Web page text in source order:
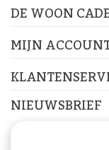
DE WOON
MIJN
NIEUWSBRIEF
Abonneer je op